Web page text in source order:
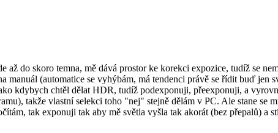
až do skoro temna, mě dává prostor ke korekci expozice, tudíž se
(automatice se vyhýbám, má tendenci právě se řídit buď jen
kdybych chtěl dělat HDR, tudíž podexponuji, přeexponuji, a
takže vlastní selekci toho "nej" stejně dělám v PC. Ale stane se
tak exponuji tak aby mě světla vyšla tak akorát (bez přepalů) a